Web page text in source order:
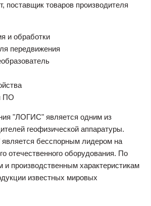
поставщик товаров производителя
и обработки
передвижения
ПО
"ЛОГИС" является одним из
геофизической аппаратуры.
бесспорным лидером на
отечественного оборудования. По
и производственным характеристикам
известных мировых